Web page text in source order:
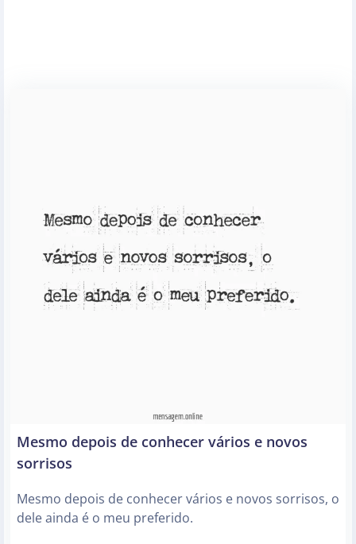
Mesmo depois de conhecer vários e novos
sorrisos
Mesmo depois de conhecer vários e novos sorrisos, o
dele ainda é o meu preferido.